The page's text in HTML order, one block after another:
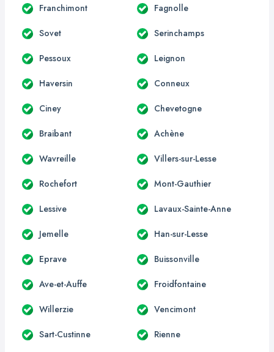
Franchimont Fagnolle
Sovet Serinchamps
Pessoux Leignon
Haversin Conneux
Ciney Chevetogne
Braibant Achène
Wavreille Villers-sur-Lesse
Rochefort Mont-Gauthier
Lessive Lavaux-Sainte-Anne
Jemelle Han-sur-Lesse
Eprave Buissonville
Ave-et-Auffe Froidfontaine
Willerzie Vencimont
Sart-Custinne Rienne